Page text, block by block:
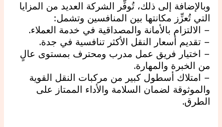
وبالإضافة إلى ذلك، تُوفِّر الشركة العديد من المزايا
التي تُعزِّز مكانتها بين المنافسين وتشمل:
– الالتزام بالأمانة والمصداقية في خدمة العملاء.
– تقديم أسعار النقل الأكثر تنافسية في جدة.
– اختيار فريق عمل مدرب ومحترف بمستوى عالٍ
من الخبرة والمهارة.
– امتلاك أسطول كبير من مركبات النقل القوية
والموثوقة لضمان السلامة والأداء الممتاز على
الطرق.